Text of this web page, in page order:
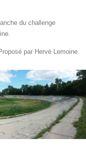
du challenge
par Hervé Lemoine.